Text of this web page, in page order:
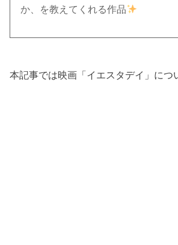
か、を教えてくれる作品
本記事では映画「イエスタデイ」につ